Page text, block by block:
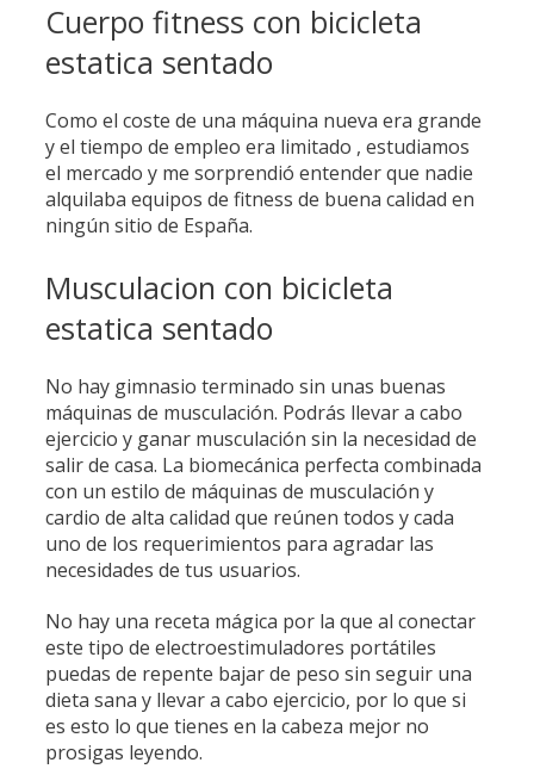
Cuerpo fitness con bicicleta
estatica sentado
Como el coste de una máquina nueva era grande
y el tiempo de empleo era limitado , estudiamos
el mercado y me sorprendió entender que nadie
alquilaba equipos de fitness de buena calidad en
ningún sitio de España.
Musculacion con bicicleta
estatica sentado
No hay gimnasio terminado sin unas buenas
máquinas de musculación. Podrás llevar a cabo
ejercicio y ganar musculación sin la necesidad de
salir de casa. La biomecánica perfecta combinada
con un estilo de máquinas de musculación y
cardio de alta calidad que reúnen todos y cada
uno de los requerimientos para agradar las
necesidades de tus usuarios.
No hay una receta mágica por la que al conectar
este tipo de electroestimuladores portátiles
puedas de repente bajar de peso sin seguir una
dieta sana y llevar a cabo ejercicio, por lo que si
es esto lo que tienes en la cabeza mejor no
prosigas leyendo.